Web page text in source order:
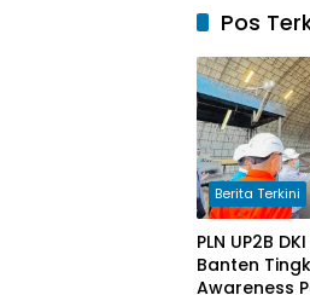
Pos
Berita Terkini
PLN UP2B
Banten
Awareness